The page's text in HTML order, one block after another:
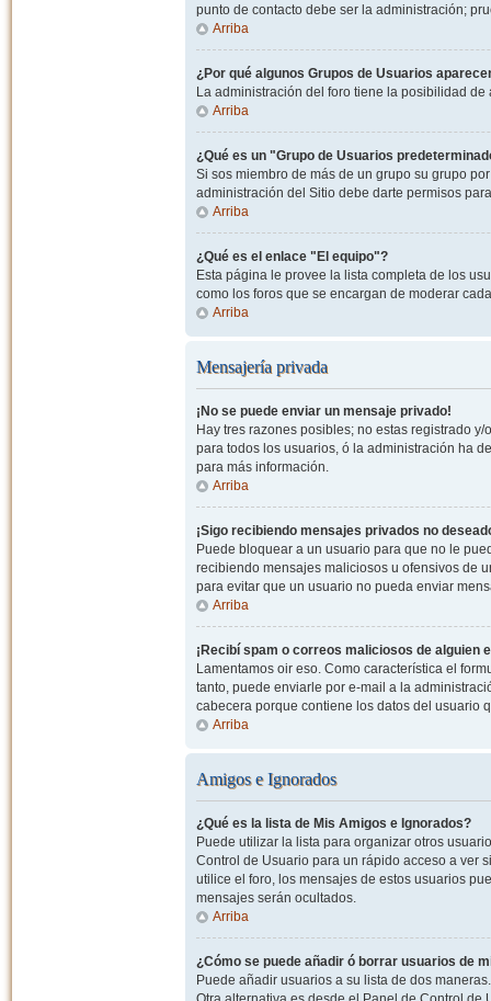
punto de contacto debe ser la administración;
Arriba
¿Por qué algunos Grupos de Usuarios
La administración del foro tiene la posibilidad
Arriba
¿Qué es un "Grupo de Usuarios
Si sos miembro de más de un grupo su grupo
administración del Sitio debe darte permisos
Arriba
¿Qué es el enlace "El equipo"?
Esta página le provee la lista completa de los
como los foros que se encargan de moderar
Arriba
Mensajería privada
¡No se puede enviar un mensaje privado!
Hay tres razones posibles; no estas registrado
para todos los usuarios, ó la administración ha
para más información.
Arriba
¡Sigo recibiendo mensajes privados no
Puede bloquear a un usuario para que no le
recibiendo mensajes maliciosos u ofensivos de
para evitar que un usuario no pueda enviar
Arriba
¡Recibí spam o correos maliciosos de alguien
Lamentamos oir eso. Como característica el
tanto, puede enviarle por e-mail a la
cabecera porque contiene los datos del usuario
Arriba
Amigos e Ignorados
¿Qué es la lista de Mis Amigos e Ignorados?
Puede utilizar la lista para organizar otros
Control de Usuario para un rápido acceso a ver
utilice el foro, los mensajes de estos usuarios
mensajes serán ocultados.
Arriba
¿Cómo se puede añadir ó borrar usuarios de
Puede añadir usuarios a su lista de dos